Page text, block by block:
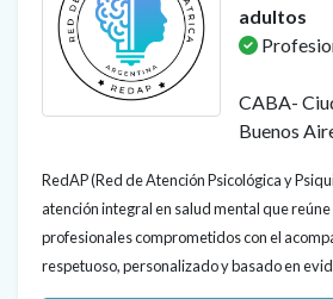
adultos
CABA-
Buenos
RedAP (Red de Atención Psicológica y
atención integral en salud mental que
profesionales comprometidos con el
respetuoso, personalizado y basado en